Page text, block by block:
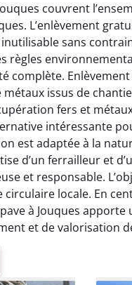
couvrent
L’enlèvement
sans
règles
complète.
issus de
fers et
intéressante
est adaptée à la
d’un ferrailleur et
et responsable.
locale. En
à Jouques
et de valorisation
! Équipe
enlevé
traces.
réactif.